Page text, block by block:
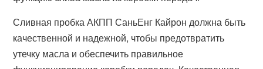
Сливная пробка АКПП СаньЕнг Кайрон должна быть
качественной и надежной, чтобы предотвратить
утечку масла и обеспечить правильное